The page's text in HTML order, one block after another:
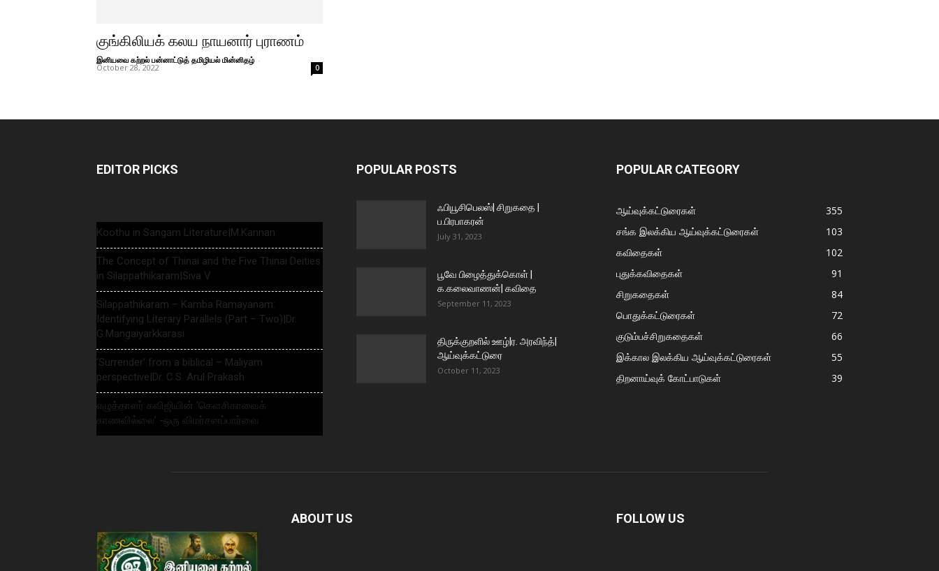
குங்கிலியக் கலய நாயனார் புராணம்
இனியவை கற்றல் பன்னாட்டுத் தமிழியல் மின்னிதழ் -
October 28, 2022 0
EDITOR PICKS
Koothu in Sangam Literature|M.Kannan
The Concept of Thinai and the Five Thinai Deities
in Silappathikaram|Siva V
Silappathikaram – Kamba Ramayanam:
Identifying Literary Parallels (Part – Two)|Dr.
G.Mangaiyarkkarasi
‘Surrender’ from a biblical – Maliyam
perspective|Dr. C.S. Arul Prakash
எழுத்தாளர் கவிஜியின் ‘கௌசிகாவைக்
காணவில்லை’ -ஒரு விமர்சனப்பார்வை
POPULAR POSTS
ஃபியூசிபெலஸ்| சிறுகதை |
ப.பிரபாகரன்
July 31, 2023
பூவே பிழைத்துக்கொள் |
க.கலைவாணன்| கவிதை
September 11, 2023
திருக்குறளில் ஊழ்|ர. அரவிந்த்|
ஆய்வுக்கட்டுரை
October 11, 2023
POPULAR CATEGORY
ஆய்வுக்கட்டுரைகள்
355
சங்க இலக்கிய ஆய்வுக்கட்டுரைகள்
103
கவிதைகள்
102
புதுக்கவிதைகள்
91
சிறுகதைகள்
84
பொதுக்கட்டுரைகள்
72
குடும்பச்சிறுகதைகள்
66
இக்கால இலக்கிய ஆய்வுக்கட்டுரைகள்
55
திறனாய்வுக் கோட்பாடுகள்
39
ABOUT US FOLLOW US